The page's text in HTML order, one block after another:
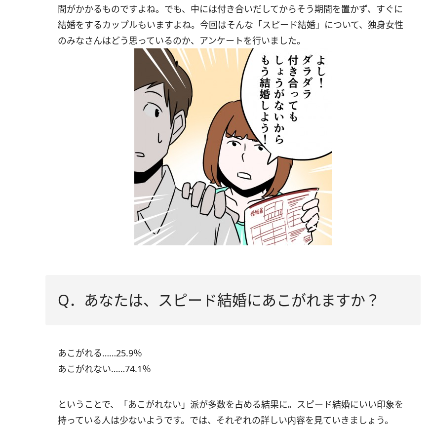
間がかかるものですよね。でも、中には付き合いだしてからそう期間を置かず、すぐに
結婚をするカップルもいますよね。今回はそんな「スピード結婚」について、独身女性
のみなさんはどう思っているのか、アンケートを行いました。
Q．あなたは、スピード結婚にあこがれますか？
あこがれる……25.9％
あこがれない……74.1％
ということで、「あこがれない」派が多数を占める結果に。スピード結婚にいい印象を
持っている人は少ないようです。では、それぞれの詳しい内容を見ていきましょう。